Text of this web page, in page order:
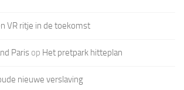
VR ritje in de toekomst
Paris op Het pretpark hitteplan
nieuwe verslaving